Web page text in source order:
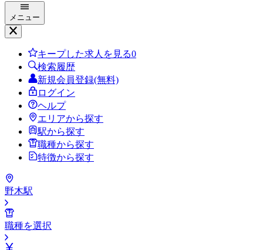
メニュー
キープした求人を見る0
検索履歴
新規会員登録(無料)
ログイン
ヘルプ
エリアから探す
駅から探す
職種から探す
特徴から探す
野木駅
職種を選択